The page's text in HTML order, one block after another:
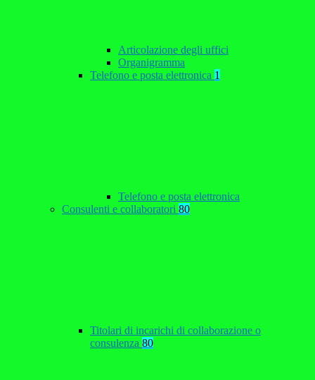
Articolazione degli uffici
Organigramma
Telefono e posta elettronica 1
Telefono e posta elettronica
Consulenti e collaboratori 80
Titolari di incarichi di collaborazione o
consulenza 80